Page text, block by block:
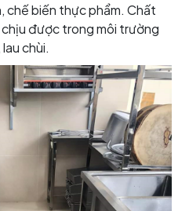
chế biến thực phẩm. Chất
được trong môi trường
chùi.